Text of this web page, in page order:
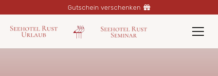
Gutschein verschenken